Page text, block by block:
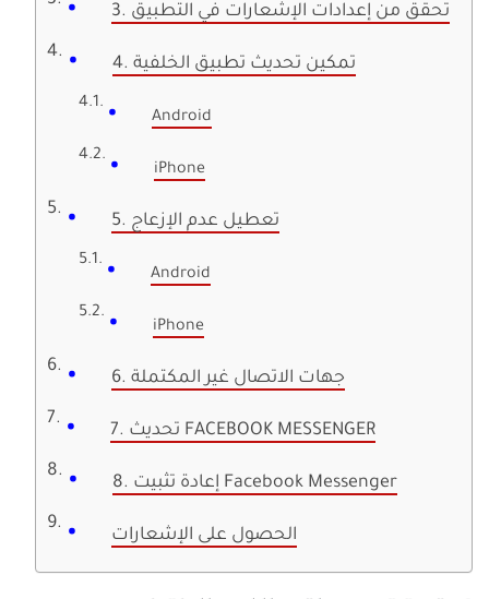
3. تحقق من إعدادات الإشعارات في التطبيق
4. تمكين تحديث تطبيق الخلفية
Android
iPhone
5. تعطيل عدم الإزعاج
Android
iPhone
6. جهات الاتصال غير المكتملة
7. تحديث FACEBOOK MESSENGER
8. إعادة تثبيت Facebook Messenger
الحصول على الإشعارات